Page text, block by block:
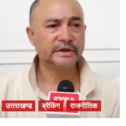
उत्तराखण्ड ब्रेकिंग राजनीतिक